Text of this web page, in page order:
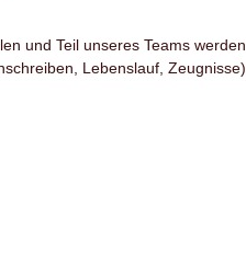
und Teil unseres Teams werden
Lebenslauf, Zeugnisse)